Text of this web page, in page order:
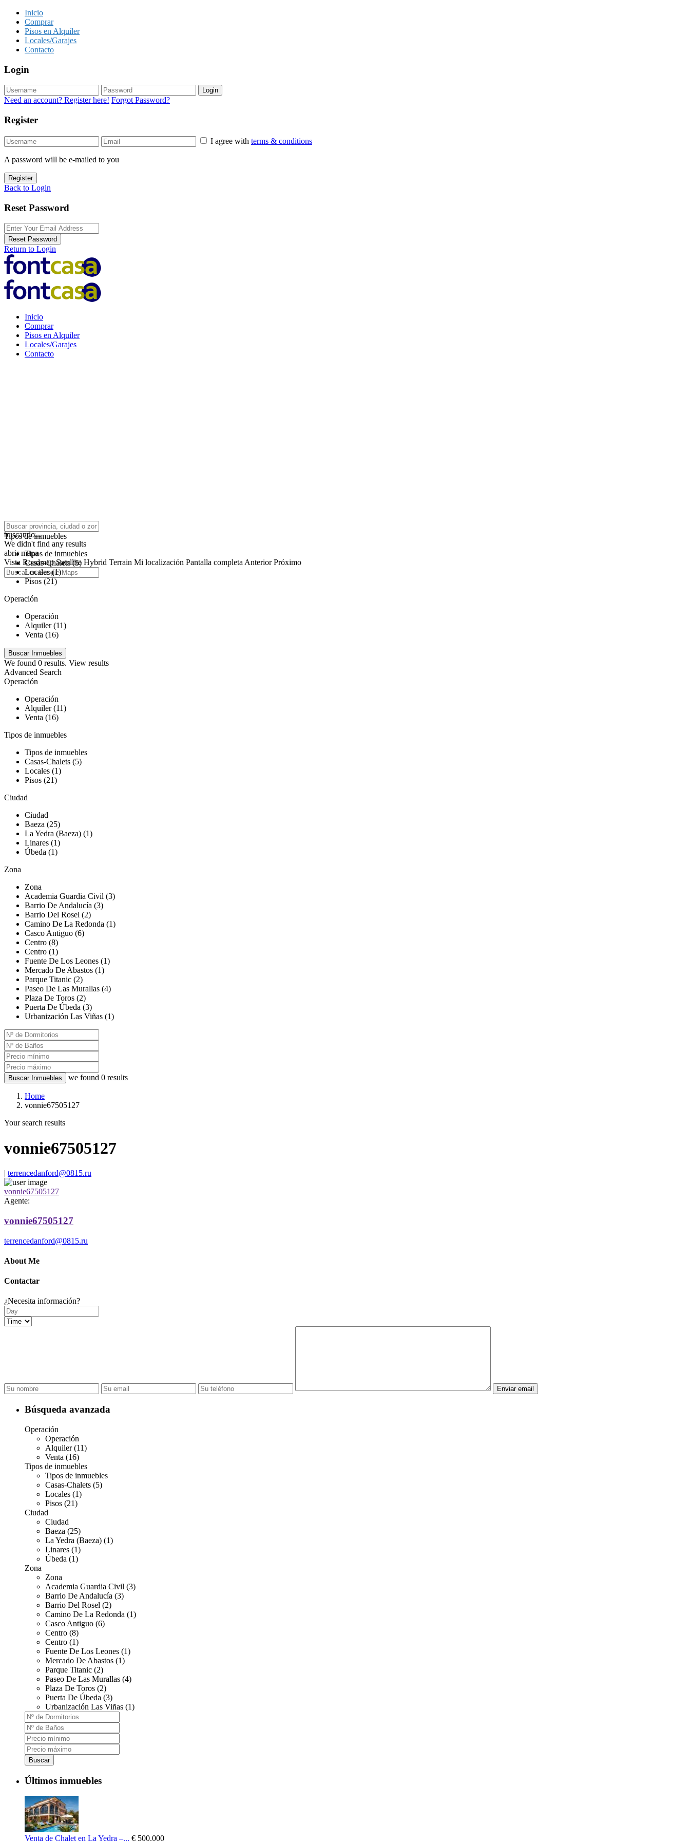
Inicio
Comprar
Pisos en Alquiler
Locales/Garajes
Contacto
Login
Login
Need an account? Register here! Forgot Password?
Register
I agree with terms & conditions
A password will be e-mailed to you
Register
Back to Login
Reset Password
Reset Password
Return to Login
Inicio
Comprar
Pisos en Alquiler
Locales/Garajes
Contacto
click to enable zoom
buscando...
We didn't find any results
abrir mapa
Vista Roadmap Satellite Hybrid Terrain Mi localización Pantalla completa Anterior Próximo
Tipos de inmuebles
Tipos de inmuebles
Casas-Chalets (5)
Locales (1)
Pisos (21)
Operación
Operación
Alquiler (11)
Venta (16)
We found 0 results. View results
Advanced Search
Operación
Operación
Alquiler (11)
Venta (16)
Tipos de inmuebles
Tipos de inmuebles
Casas-Chalets (5)
Locales (1)
Pisos (21)
Ciudad
Ciudad
Baeza (25)
La Yedra (Baeza) (1)
Linares (1)
Úbeda (1)
Zona
Zona
Academia Guardia Civil (3)
Barrio De Andalucía (3)
Barrio Del Rosel (2)
Camino De La Redonda (1)
Casco Antiguo (6)
Centro (8)
Centro (1)
Fuente De Los Leones (1)
Mercado De Abastos (1)
Parque Titanic (2)
Paseo De Las Murallas (4)
Plaza De Toros (2)
Puerta De Úbeda (3)
Urbanización Las Viñas (1)
Buscar Inmuebles we found 0 results
Home
vonnie67505127
Your search results
vonnie67505127
| terrencedanford@0815.ru
vonnie67505127
Agente:
vonnie67505127
terrencedanford@0815.ru
About Me
Contactar
¿Necesita información?
Búsqueda avanzada
Operación
Operación
Alquiler (11)
Venta (16)
Tipos de inmuebles
Tipos de inmuebles
Casas-Chalets (5)
Locales (1)
Pisos (21)
Ciudad
Ciudad
Baeza (25)
La Yedra (Baeza) (1)
Linares (1)
Úbeda (1)
Zona
Zona
Academia Guardia Civil (3)
Barrio De Andalucía (3)
Barrio Del Rosel (2)
Camino De La Redonda (1)
Casco Antiguo (6)
Centro (8)
Centro (1)
Fuente De Los Leones (1)
Mercado De Abastos (1)
Parque Titanic (2)
Paseo De Las Murallas (4)
Plaza De Toros (2)
Puerta De Úbeda (3)
Urbanización Las Viñas (1)
Buscar
Últimos inmuebles
Venta de Chalet en La Yedra –... € 500.000